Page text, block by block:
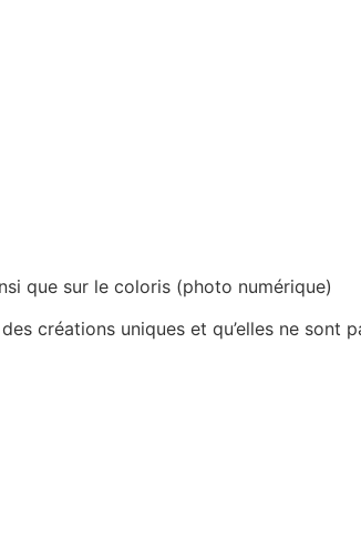
que sur le coloris (photo numérique)
créations uniques et qu’elles ne sont